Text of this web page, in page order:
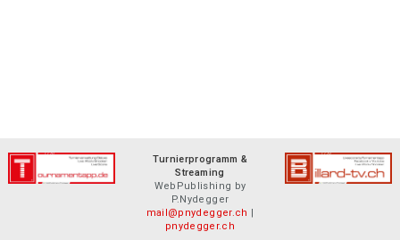
Turnierprogramm &
Streaming
WebPublishing by
P.Nydegger
mail@pnydegger.ch |
pnydegger.ch